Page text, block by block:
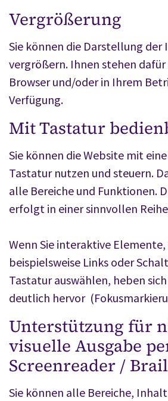
Vergrößerung
Sie können die Darstellung der
vergrößern. Ihnen stehen
Browser und/oder in Ihrem
Verfügung.
Mit Tastatur
Sie können die Website mit
Tastatur nutzen und steuern.
alle Bereiche und Funktionen.
erfolgt in einer sinnvollen
Wenn Sie interaktive Elemente,
beispielsweise Links oder
Tastatur auswählen, heben
deutlich hervor
Unterstützung für
visuelle Ausgabe
Screenreader /
Sie können alle Bereiche,